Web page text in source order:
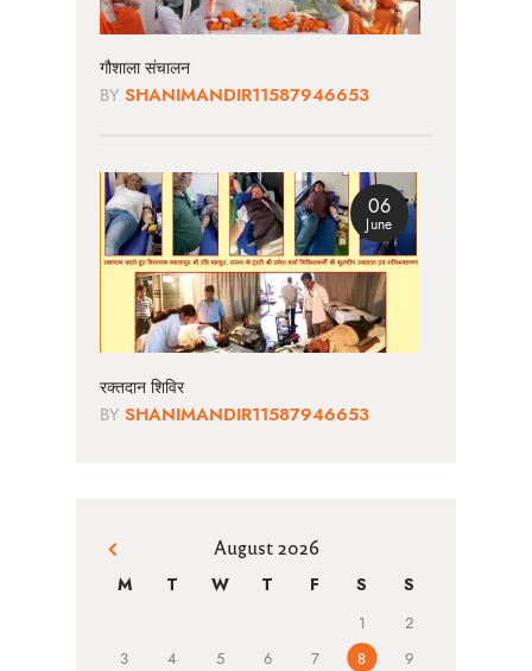
गौशाला संचालन
BY SHANIMANDIR11587946653
06
June
रक्तदान शिविर
BY SHANIMANDIR11587946653
August 2026
M T W T F S S
1
2
3
4 5 6 7 8
9
« Jun